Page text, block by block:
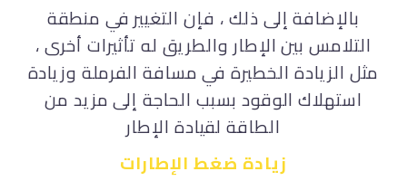
بالإضافة إلى ذلك ، فإن التغيير في منطقة
التلامس بين الإطار والطريق له تأثيرات أخرى ،
مثل الزيادة الخطيرة في مسافة الفرملة وزيادة
استهلاك الوقود بسبب الحاجة إلى مزيد من
الطاقة لقيادة الإطار
زيادة ضغط الإطارات